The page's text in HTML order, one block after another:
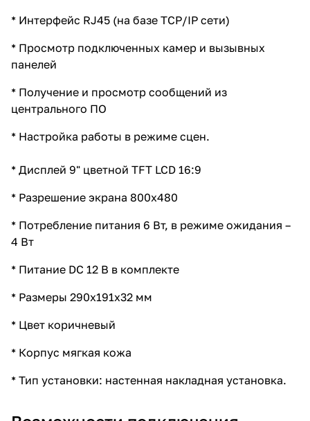
* Интерфейс RJ45 (на базе TCP/IP сети)
* Просмотр подключенных камер и вызывных
панелей
* Получение и просмотр сообщений из
центрального ПО
* Настройка работы в режиме сцен.
* Дисплей 9" цветной TFT LCD 16:9
* Разрешение экрана 800х480
* Потребление питания 6 Вт, в режиме ожидания –
4 Вт
* Питание DC 12 В в комплекте
* Размеры 290х191х32 мм
* Цвет коричневый
* Корпус мягкая кожа
* Тип установки: настенная накладная установка.